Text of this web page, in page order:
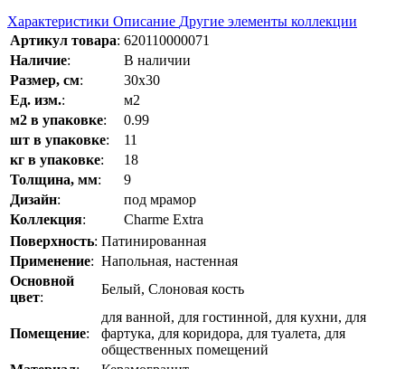
Характеристики Описание Другие элементы коллекции
Артикул товара: 620110000071
Наличие:
В наличии
Размер, см:
30x30
Ед. изм.:
м2
м2 в упаковке:
0.99
шт в упаковке:
11
кг в упаковке:
18
Толщина, мм:
9
Дизайн:
под мрамор
Коллекция:
Charme Extra
Поверхность: Патинированная
Применение: Напольная, настенная
Основной
цвет:
Белый, Слоновая кость
Помещение:
для ванной, для гостинной, для кухни, для
фартука, для коридора, для туалета, для
общественных помещений